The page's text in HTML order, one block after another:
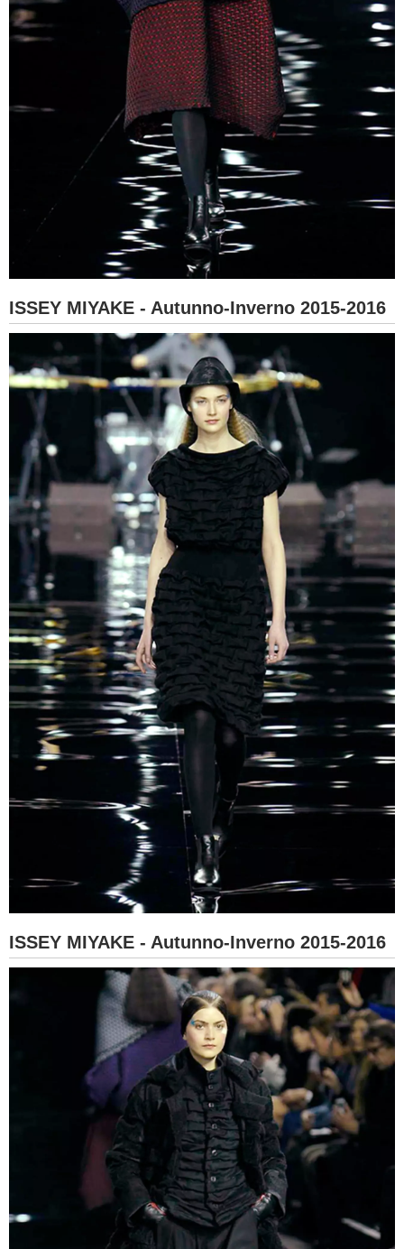
ISSEY MIYAKE - Autunno-Inverno 2015-2016
ISSEY MIYAKE - Autunno-Inverno 2015-2016